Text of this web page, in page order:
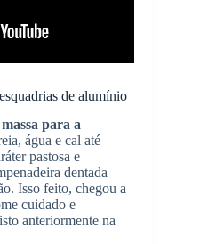
de alumínio
para a
água e cal até
pastosa e
dentada
Isso feito, chegou a
cuidado e
anteriormente na